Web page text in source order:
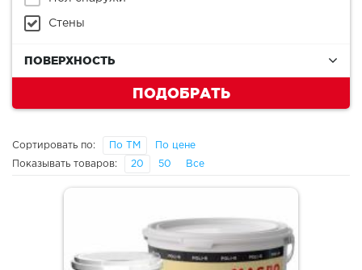
Стены
ПОВЕРХНОСТЬ
ПОДОБРАТЬ
Сортировать по: По ТМ По цене
Показывать товаров: 20 50 Все